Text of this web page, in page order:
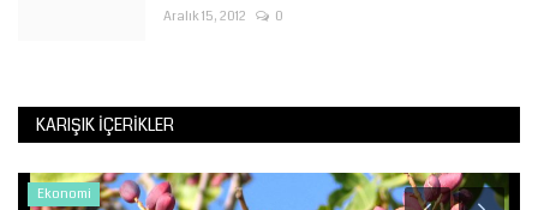
Aralık 15, 2012 0
KARIŞIK İÇERIKLER
Ekonomi